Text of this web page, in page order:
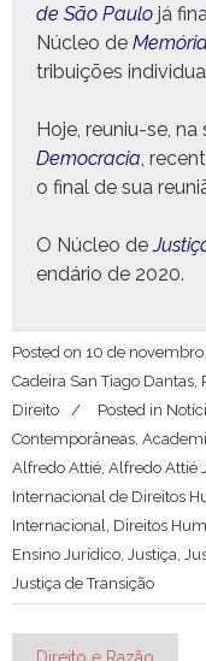
de São Paulo já
Núcleo de Memória
tribuições
Hoje, reuniu-se,
Democ­ra­cia,
o final de sua
O Núcleo de
endário de 2020.
Posted on 10 de novembro
Cadeira San Tiago
Direito
Posted in
Contemporâneas,
Alfredo Attié, Alfredo Attié
Internacional de Direitos
Internacional, Direitos
Ensino Jurídico, Justiça,
Justiça de Transição
Navegação